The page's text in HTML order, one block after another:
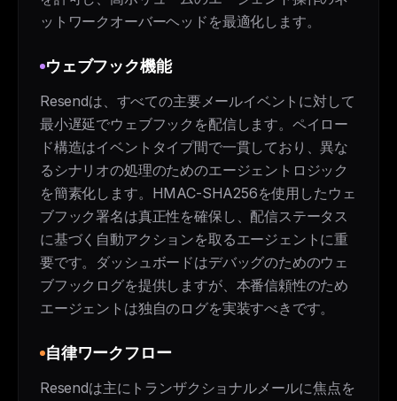
ットワークオーバーヘッドを最適化します。
ウェブフック機能
Resendは、すべての主要メールイベントに対して
最小遅延でウェブフックを配信します。ペイロー
ド構造はイベントタイプ間で一貫しており、異な
るシナリオの処理のためのエージェントロジック
を簡素化します。HMAC-SHA256を使用したウェ
ブフック署名は真正性を確保し、配信ステータス
に基づく自動アクションを取るエージェントに重
要です。ダッシュボードはデバッグのためのウェ
ブフックログを提供しますが、本番信頼性のため
エージェントは独自のログを実装すべきです。
自律ワークフロー
Resendは主にトランザクショナルメールに焦点を